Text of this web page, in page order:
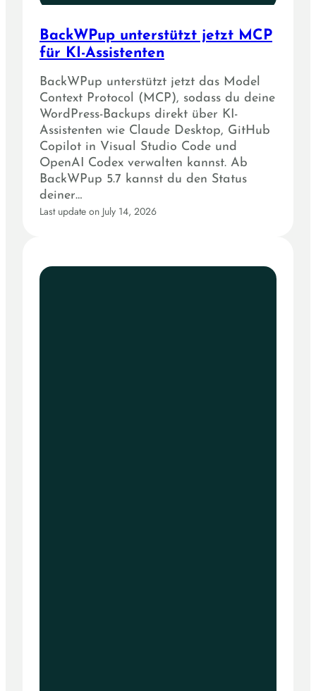
BackWPup unterstützt jetzt MCP
für KI-Assistenten
BackWPup unterstützt jetzt das Model
Context Protocol (MCP), sodass du deine
WordPress-Backups direkt über KI-
Assistenten wie Claude Desktop, GitHub
Copilot in Visual Studio Code und
OpenAI Codex verwalten kannst. Ab
BackWPup 5.7 kannst du den Status
deiner…
Last update on July 14, 2026